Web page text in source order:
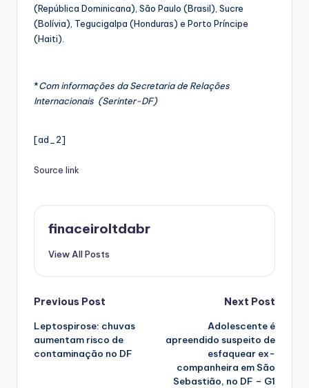
(República Dominicana), São Paulo (Brasil), Sucre
(Bolívia), Tegucigalpa (Honduras) e Porto Príncipe
(Haiti).
*Com informações da Secretaria de Relações
Internacionais (Serinter-DF)
[ad_2]
Source link
finaceiroltdabr
View All Posts
Post
navigation
Previous Post
Leptospirose: chuvas
aumentam risco de
contaminação no DF
Next Post
Adolescente é
apreendido suspeito de
esfaquear ex-
companheira em São
Sebastião, no DF – G1